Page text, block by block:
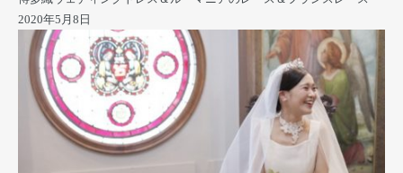
2020年5月8日